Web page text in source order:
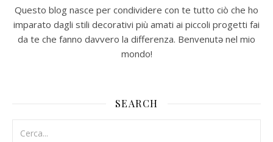
Questo blog nasce per condividere con te tutto ciò che ho
imparato dagli stili decorativi più amati ai piccoli progetti fai
da te che fanno davvero la differenza. Benvenutə nel mio
mondo!
SEARCH